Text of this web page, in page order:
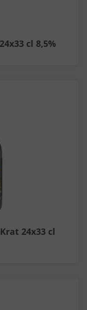
cl 8,5%
24x33 cl